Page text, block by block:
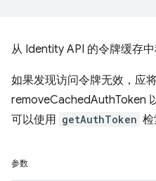
从 Identity API 的令牌缓存
如果发现访问令牌无效，应
removeCachedAuthToken
可以使用 getAuthToken 检
参数